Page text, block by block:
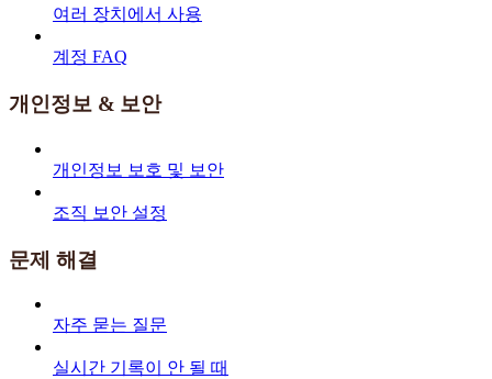
여러 장치에서 사용
계정 FAQ
개인정보 & 보안
개인정보 보호 및 보안
조직 보안 설정
문제 해결
자주 묻는 질문
실시간 기록이 안 될 때